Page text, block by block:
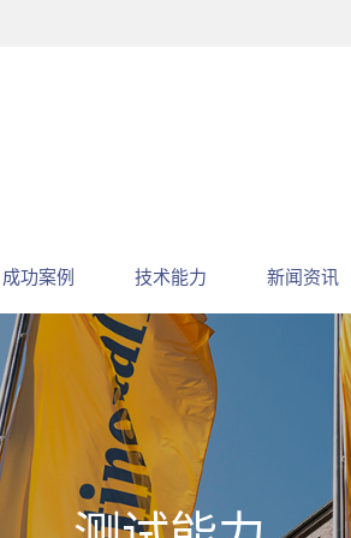
成功案例 技术能力 新闻资讯